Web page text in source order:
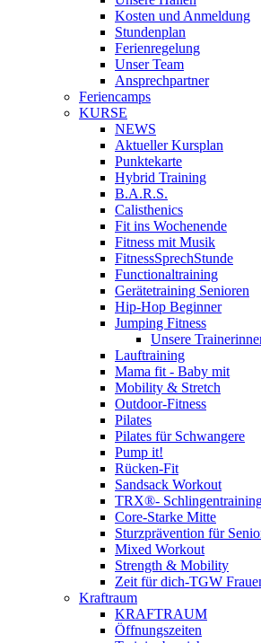
Kosten und Anmeldung
Stundenplan
Ferienregelung
Unser Team
Ansprechpartner
Feriencamps
KURSE
NEWS
Aktueller Kursplan
Punktekarte
Hybrid Training
B.A.R.S.
Calisthenics
Fit ins Wochenende
Fitness mit Musik
FitnessSprechStunde
Functionaltraining
Gerätetraining Senioren
Hip-Hop Beginner
Jumping Fitness
Unsere
Lauftraining
Mama fit - Baby mit
Mobility & Stretch
Outdoor-Fitness
Pilates
Pilates für Schwangere
Pump it!
Rücken-Fit
Sandsack Workout
TRX®-
Core-Starke Mitte
Sturzprävention für
Mixed Workout
Strength & Mobility
Zeit für dich-TGW
Kraftraum
KRAFTRAUM
Öffnungszeiten